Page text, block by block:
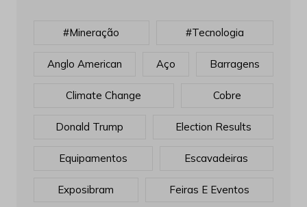
#mineração #tecnologia
Anglo American Aço Barragens
Climate Change Cobre
Donald Trump Election Results
Equipamentos Escavadeiras
Exposibram Feiras E Eventos